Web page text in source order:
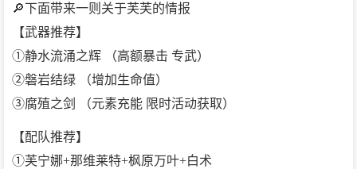
🔎下面带来一则关于芙芙的情报
【武器推荐】
①静水流涌之辉 （高额暴击 专武）
②磐岩结绿 （增加生命值）
③腐殖之剑 （元素充能 限时活动获取）
【配队推荐】
①芙宁娜+那维莱特+枫原万叶+白术